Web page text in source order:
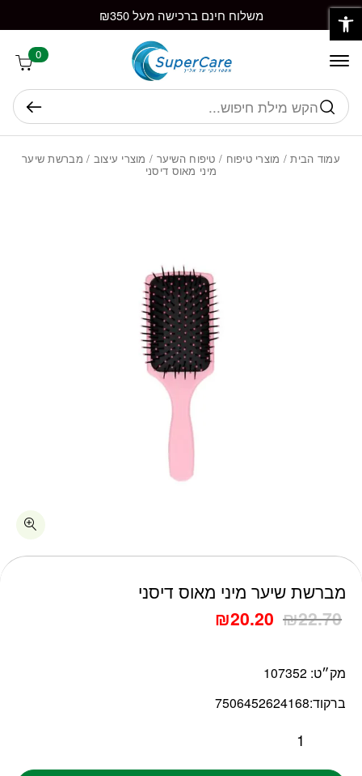
Skip to Content משלוח חינם ברכישה מעל ₪350
0
חיפוש
עמוד הבית/ מוצרי טיפוח / טיפוח השיער / מוצרי עיצוב / מברשת שיער
מיני מאוס דיסני
מברשת שיער מיני מאוס דיסני
₪22.70
₪20.20
מק״ט: 107352
ברקוד:7506452624168
כמות מברשת שיער מיני מאוס דיסני
בחזרה למעלה
פתח סרגל נגישות